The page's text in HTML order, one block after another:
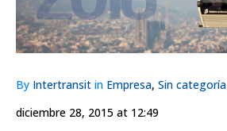
By Intertransit in Empresa, Sin categoría
diciembre 28, 2015 at 12:49